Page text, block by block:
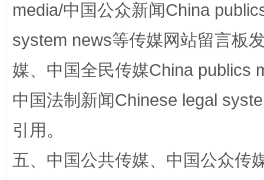
media/中国公众新闻China
system news等传媒网站留言板
媒、中国全民传媒China publics
中国法制新闻Chinese legal
引用。
五、中国公共传媒、中国公众传